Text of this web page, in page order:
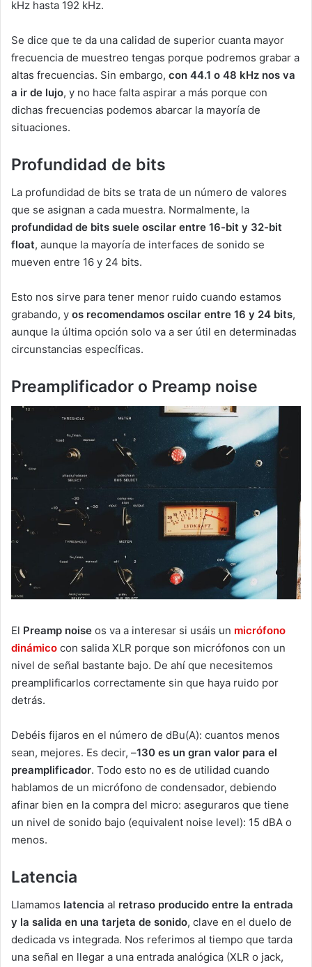
kHz hasta 192 kHz.
Se dice que te da una calidad de superior cuanta mayor
frecuencia de muestreo tengas porque podremos grabar a
altas frecuencias. Sin embargo, con 44.1 o 48 kHz nos va
a ir de lujo, y no hace falta aspirar a más porque con
dichas frecuencias podemos abarcar la mayoría de
situaciones.
Profundidad de bits
La profundidad de bits se trata de un número de valores
que se asignan a cada muestra. Normalmente, la
profundidad de bits suele oscilar entre 16-bit y 32-bit
float, aunque la mayoría de interfaces de sonido se
mueven entre 16 y 24 bits.
Esto nos sirve para tener menor ruido cuando estamos
grabando, y os recomendamos oscilar entre 16 y 24 bits,
aunque la última opción solo va a ser útil en determinadas
circunstancias específicas.
Preamplificador o Preamp noise
El Preamp noise os va a interesar si usáis un micrófono
dinámico con salida XLR porque son micrófonos con un
nivel de señal bastante bajo. De ahí que necesitemos
preamplificarlos correctamente sin que haya ruido por
detrás.
Debéis fijaros en el número de dBu(A): cuantos menos
sean, mejores. Es decir, –130 es un gran valor para el
preamplificador. Todo esto no es de utilidad cuando
hablamos de un micrófono de condensador, debiendo
afinar bien en la compra del micro: aseguraros que tiene
un nivel de sonido bajo (equivalent noise level): 15 dBA o
menos.
Latencia
Llamamos latencia al retraso producido entre la entrada
y la salida en una tarjeta de sonido, clave en el duelo de
dedicada vs integrada. Nos referimos al tiempo que tarda
una señal en llegar a una entrada analógica (XLR o jack,